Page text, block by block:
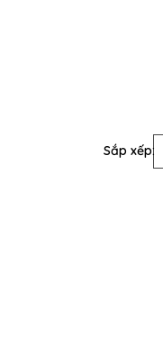
Sắp xếp: